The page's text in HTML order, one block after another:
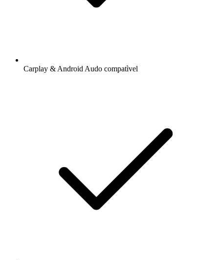
Carplay & Android Audo compatìvel